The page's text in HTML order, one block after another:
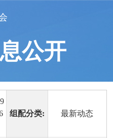
公开
组配分类: 最新动态